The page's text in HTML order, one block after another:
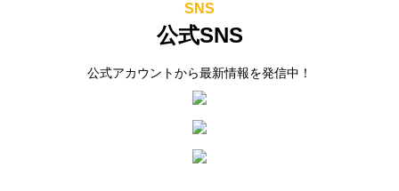
SNS
公式SNS
公式アカウントから最新情報を発信中！